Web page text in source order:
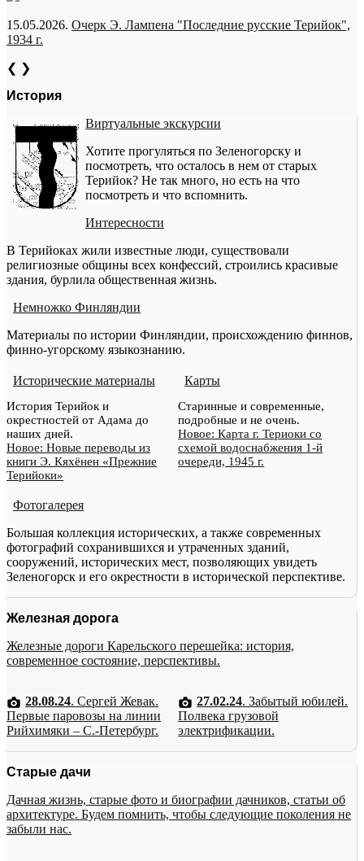
15.05.2026. Очерк Э. Лампена "Последние русские Терийок",
1934 г.
❮ ❯
История
Виртуальные экскурсии
Хотите прогуляться по Зеленогорску и
посмотреть, что осталось в нем от старых
Терийок? Не так много, но есть на что
посмотреть и что вспомнить.
Интересности
В Терийоках жили известные люди, существовали
религиозные общины всех конфессий, строились красивые
здания, бурлила общественная жизнь.
Немножко Финляндии
Материалы по истории Финляндии, происхождению финнов,
финно-угорскому языкознанию.
Исторические материалы
История Терийок и
окрестностей от Адама до
наших дней.
Новое: Новые переводы из
книги Э. Кяхёнен «Прежние
Терийоки»
Карты
Старинные и современные,
подробные и не очень.
Новое: Карта г. Териоки со
схемой водоснабжения 1-й
очереди, 1945 г.
Фотогалерея
Большая коллекция исторических, а также современных
фотографий сохранившихся и утраченных зданий,
сооружений, исторических мест, позволяющих увидеть
Зеленогорск и его окрестности в исторической перспективе.
Железная дорога
Железные дороги Карельского перешейка: история,
современное состояние, перспективы.
28.08.24. Сергей Жевак.
Первые паровозы на линии
Рийхимяки – С.-Петербург.
27.02.24. Забытый юбилей.
Полвека грузовой
электрификации.
Старые дачи
Дачная жизнь, старые фото и биографии дачников, статьи об
архитектуре. Будем помнить, чтобы следующие поколения не
забыли нас.